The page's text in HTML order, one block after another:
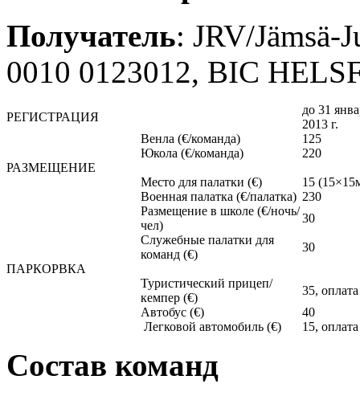
Получатель: JRV/
0010 0123012, BIC
РЕГИСТРАЦИЯ
до 31
2013 г.
Венла (€/команда)
125
Юкола (€/команда)
220
РАЗМЕЩЕНИЕ
Место для палатки (€)
15
Военная палатка (€/палатка) 230
Размещение в школе (€/ночь/
чел)
30
Служебные палатки для
команд (€)
30
ПАРКОРВКА
Туристический прицеп/
кемпер (€)
35,
Автобус (€)
40
Легковой автомобиль (€)
15,
Состав команд